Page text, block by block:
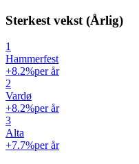
Sterkest vekst (Årlig)
1
Hammerfest
+8.2%per år
2
Vardø
+8.2%per år
3
Alta
+7.7%per år